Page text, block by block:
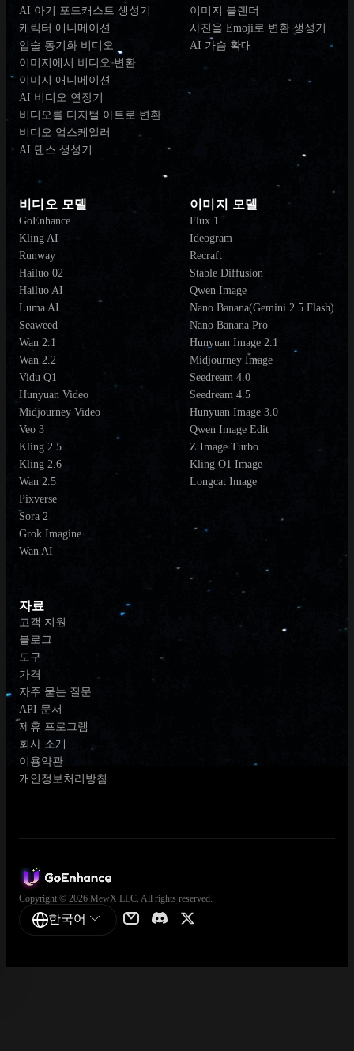
AI 아기 포드캐스트 생성기
캐릭터 애니메이션
입술 동기화 비디오
이미지에서 비디오 변환
이미지 애니메이션
AI 비디오 연장기
비디오를 디지털 아트로 변환
비디오 업스케일러
AI 댄스 생성기
이미지 블렌더
사진을 Emoji로 변환 생성기
AI 가슴 확대
비디오 모델
GoEnhance
Kling AI
Runway
Hailuo 02
Hailuo AI
Luma AI
Seaweed
Wan 2.1
Wan 2.2
Vidu Q1
Hunyuan Video
Midjourney Video
Veo 3
Kling 2.5
Kling 2.6
Wan 2.5
Pixverse
Sora 2
Grok Imagine
Wan AI
이미지 모델
Flux.1
Ideogram
Recraft
Stable Diffusion
Qwen Image
Nano Banana(Gemini 2.5 Flash)
Nano Banana Pro
Hunyuan Image 2.1
Midjourney Image
Seedream 4.0
Seedream 4.5
Hunyuan Image 3.0
Qwen Image Edit
Z Image Turbo
Kling O1 Image
Longcat Image
자료
고객 지원
블로그
도구
가격
자주 묻는 질문
API 문서
제휴 프로그램
회사 소개
이용약관
개인정보처리방침
Copyright © 2026 MewX LLC. All rights reserved.
한국어